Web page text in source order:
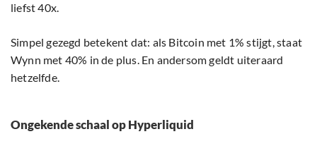
liefst 40x.
Simpel gezegd betekent dat: als Bitcoin met 1% stijgt, staat
Wynn met 40% in de plus. En andersom geldt uiteraard
hetzelfde.
Ongekende schaal op Hyperliquid